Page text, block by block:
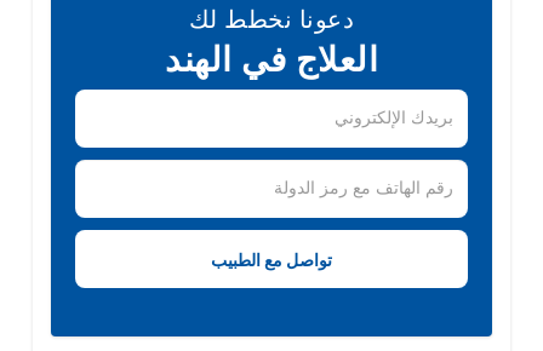
دعونا نخطط لك
العلاج في الهند